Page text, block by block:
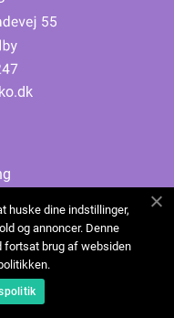
huske dine indstillinger,
og annoncer. Denne
fortsat brug af websiden